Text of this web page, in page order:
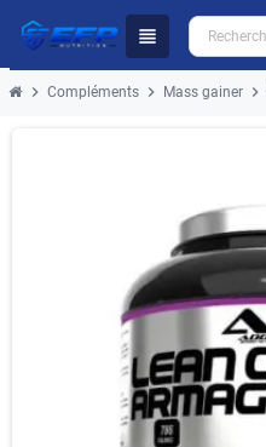
view_headline
chevron_right Compléments chevron_right Mass gainer chevron_right